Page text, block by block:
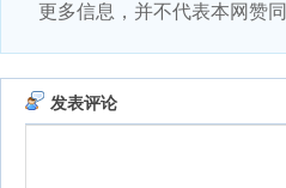
更多信息，并不代表本网赞